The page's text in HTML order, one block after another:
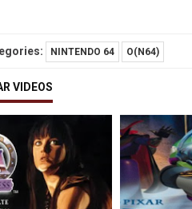
NINTENDO 64 O(N64)
VIDEOS